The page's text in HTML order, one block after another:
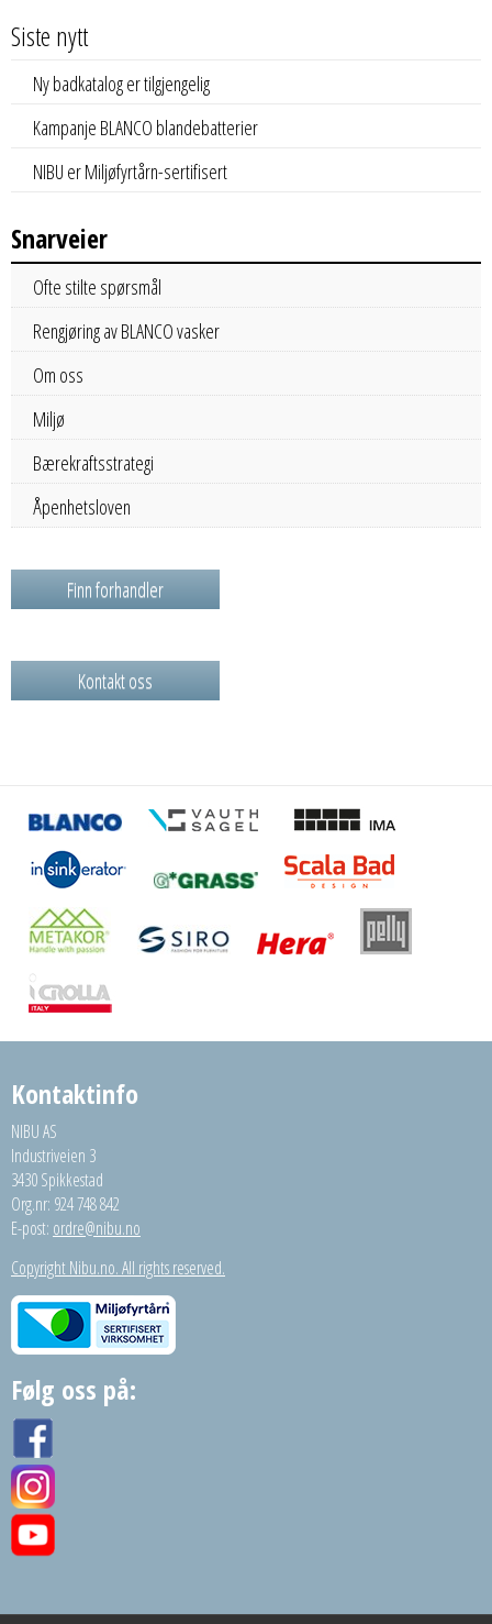
Siste nytt
Ny badkatalog er tilgjengelig
Kampanje BLANCO blandebatterier
NIBU er Miljøfyrtårn-sertifisert
Snarveier
Ofte stilte spørsmål
Rengjøring av BLANCO vasker
Om oss
Miljø
Bærekraftsstrategi
Åpenhetsloven
Finn forhandler
Kontakt oss
Kontaktinfo
NIBU AS
Industriveien 3
3430 Spikkestad
Org.nr: 924 748 842
E-post: ordre@nibu.no
Copyright Nibu.no. All rights reserved.
Følg oss på: